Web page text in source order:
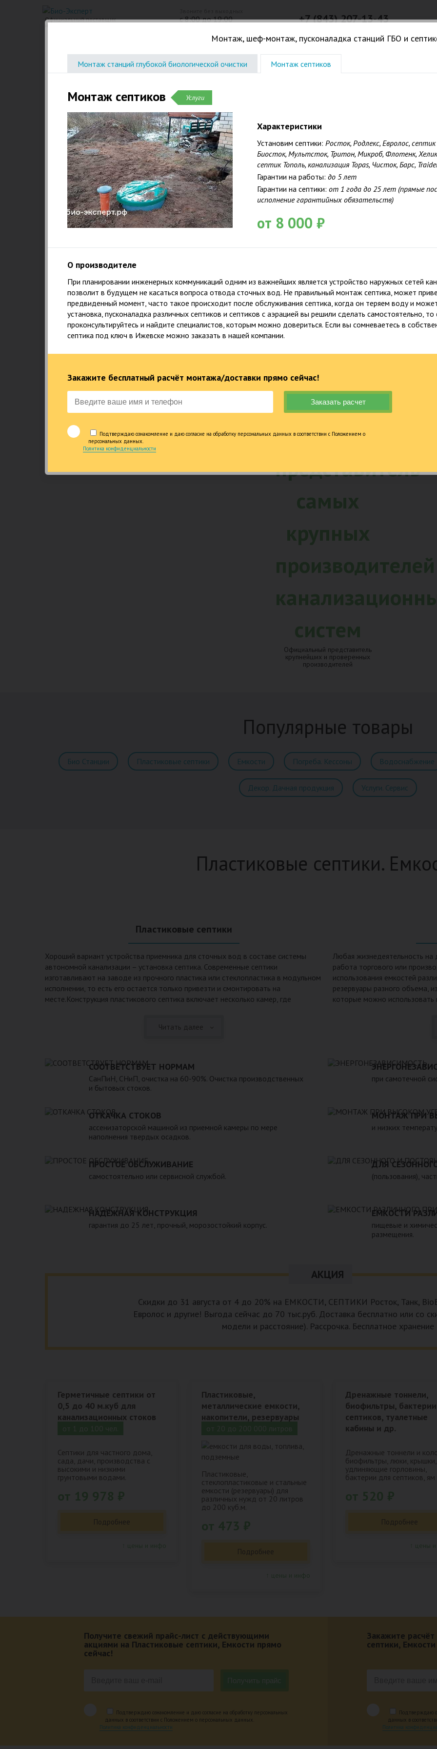
Официальный поставщик
с 8:00 до 19:00 +7 (843) 207-13-43
Био Станции Пластиковые септики. Емкости Погреба. Кессоны Жироловки. КНС. Дачное
Факты о Био-Эксперт
НАШ ПРИНЦИП
Честность и качество
15
Официальный представитель
крупнейших и проверенных
производителей
Популярные товары
Био Станции Пластиковые септики Емкости Погреба. Кессоны Водоснабжение
Декор. Дачная продукция Услуги. Сервис
Пластиковые септики.
Пластиковые септики
Хороший вариант устройства приемника для сточных вод в составе системы
автономной канализации – установка септика. Современные септики
изготавливают на заводе из прочного пластика или стеклопластика в модульном
исполнении, то есть его остается только привезти и смонтировать на
месте.Конструкция пластикового септика включает несколько камер, где
эксплуатационные качества: 1. Прочный корпус способен выдержать давление
или грунтовых водах. 3. Может эксплуатироваться при больших перепадах
температур и любом морозе в зимнее время. 4. Герметичен, что исключает
неприятные запахи и позволяет эксплуатацию при высоком уровне грунтовых
необходимость периодической очистки септика с помощью ассенизаторской
службы, для чего при его установке необходимо предусмотреть удобный
подъезд для машины. При подборе септика нужно рассчитать объем стоков в
Читать далее
Любая жизнедеятельность на
работа торгового или
использования емкостей
резервуары разного объема,
которые можно использовать
пластиковых емкостей: 1.
3. Долговечность – срок
Несложность монтажа –
течение нескольких часов.
полном соответствии с
гигиеническими и другими
СООТВЕТСТВУЕТ НОРМАМ
СанПиН, СНиП, очистка на 60-90%. Очистка производственных
и бытовых стоков.
при самотечной
ОТКАЧКА СТОКОВ
ассенизаторской машиной из приемной камеры по мере
наполнения твердых осадков.
МОНТАЖ ПРИ
и низких
ПРОСТОЕ ОБСЛУЖИВАНИЕ
самостоятельно или сервисной службой.
ДЛЯ
(пользования),
НАДЕЖНАЯ КОНСТРУКЦИЯ
гарантия до 25 лет, прочный, морозостойкий корпус.
ЕМКОСТИ
пищевые и
размещения.
АКЦИЯ
Скидки до 31 августа от 4 до 20% на ЕМКОСТИ, СЕПТИКИ Росток, Танк,
Евролос и другие! Выгода сейчас до 70 тыс.руб. Доставка бесплатно или со
модели и расстояние). Рассрочка. Бесплатное хранение
Герметичные септики от
0,5 до 40 м.куб для
канализационных стоков
Септики для частного дома,
сада, дачи, производства с
высокими и низкими
грунтовыми водами.
Подробнее
Пластиковые,
металлические емкости,
накопители, резервуары
Пластиковые,
стеклопластиковые и стальные
емкости (резервуары) для
различных нужд от 20 литров
до 200 куб.м.
Подробнее
Дренажные тоннели,
биофильтры,
септиков, туалетные
кабины и др.
Дренажные тоннели и
биофильтры, люки, крышки,
удлиняющие горловины,
бактерии для септиков,
Подробнее
Получите свежий прайс-лист с действующими
акциями на Пластиковые септики, Емкости прямо
сейчас!
Подтверждаю ознакомление и даю согласие на обработку персональных
данных в соответствии с Положением о персональных данных.
Политика конфиденциальности
Закажите
септики,
Подтверждаю
данных в
Политика
Монтаж, шеф-монтаж, пусконаладка станций ГБО и
Монтаж станций глубокой биологической очистки Монтаж септиков
Монтаж септиков Услуги
Характеристики
Установим септики:Росток, Родлекс, Евролос, септик
Биосток, Мультсток, Тритон, Микроб, Флотенк,
септик Тополь, канализация Topas, Чисток, Барс,
Гарантии на работы: до 5 лет
Гарантии на септики: от 1 года до 25 лет (прямые
исполнение гарантийных обязательств)
от 8 000 ₽
О производителе
При планировании инженерных коммуникаций одним из важнейших является устройство наружных сетей
позволит в будущем не касаться вопроса отвода сточных вод. Не правильный монтаж септика, может
предвиденный момент, часто такое происходит после обслуживания септика, когда он теряем воду и
установка, пусконаладка различных септиков и септиков с аэрацией вы решили сделать самостоятельно,
проконсультируйтесь и найдите специалистов, которым можно довериться. Если вы сомневаетесь в
септика под ключ в Ижевске можно заказать в нашей компании.
Закажите бесплатный расчёт монтажа/доставки прямо сейчас!
Подтверждаю ознакомление и даю согласие на обработку персональных данных в соответствии с Положением о
персональных данных.
Политика конфиденциальности